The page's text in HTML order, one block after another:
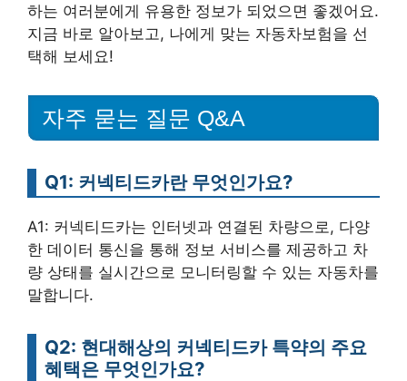
하는 여러분에게 유용한 정보가 되었으면 좋겠어요.
지금 바로 알아보고, 나에게 맞는 자동차보험을 선
택해 보세요!
자주 묻는 질문 Q&A
Q1: 커넥티드카란 무엇인가요?
A1: 커넥티드카는 인터넷과 연결된 차량으로, 다양
한 데이터 통신을 통해 정보 서비스를 제공하고 차
량 상태를 실시간으로 모니터링할 수 있는 자동차를
말합니다.
Q2: 현대해상의 커넥티드카 특약의 주요
혜택은 무엇인가요?